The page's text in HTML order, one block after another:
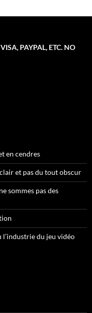
PAYPAL, ETC. NO
en cendres
et pas du tout obscur
sommes pas des
l’industrie du jeu vidéo